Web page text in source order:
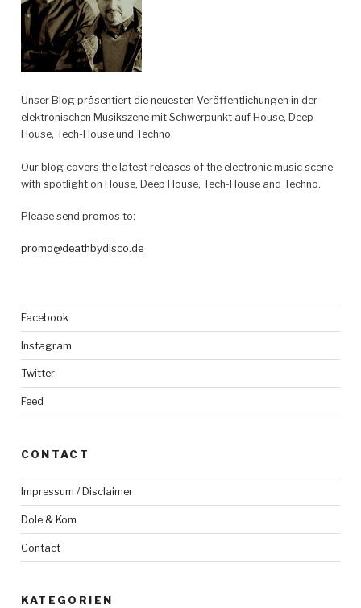
Unser Blog präsentiert die neuesten Veröffentlichungen in der
elektronischen Musikszene mit Schwerpunkt auf House, Deep
House, Tech-House und Techno.
Our blog covers the latest releases of the electronic music scene
with spotlight on House, Deep House, Tech-House and Techno.
Please send promos to:
promo@deathbydisco.de
Facebook
Instagram
Twitter
Feed
CONTACT
Impressum / Disclaimer
Dole & Kom
Contact
KATEGORIEN